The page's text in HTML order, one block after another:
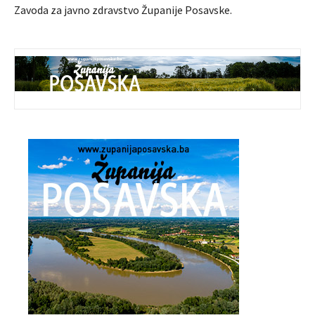
Zavoda za javno zdravstvo Županije Posavske.